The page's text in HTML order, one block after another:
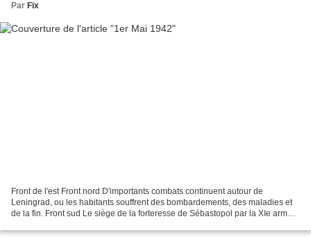
Par Fix
Front de l'est Front nord D'importants combats continuent autour de
Leningrad, ou les habitants souffrent des bombardements, des maladies et
de la fin. Front sud Le siège de la forteresse de Sébastopol par la XIe armée